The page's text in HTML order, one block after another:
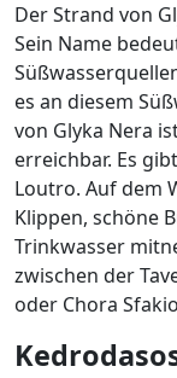
Der Strand von
Sein Name
es an diesem
von Glyka Nera
erreichbar. Es
Loutro. Auf dem
Klippen, schöne
Trinkwasser
zwischen der
oder Chora